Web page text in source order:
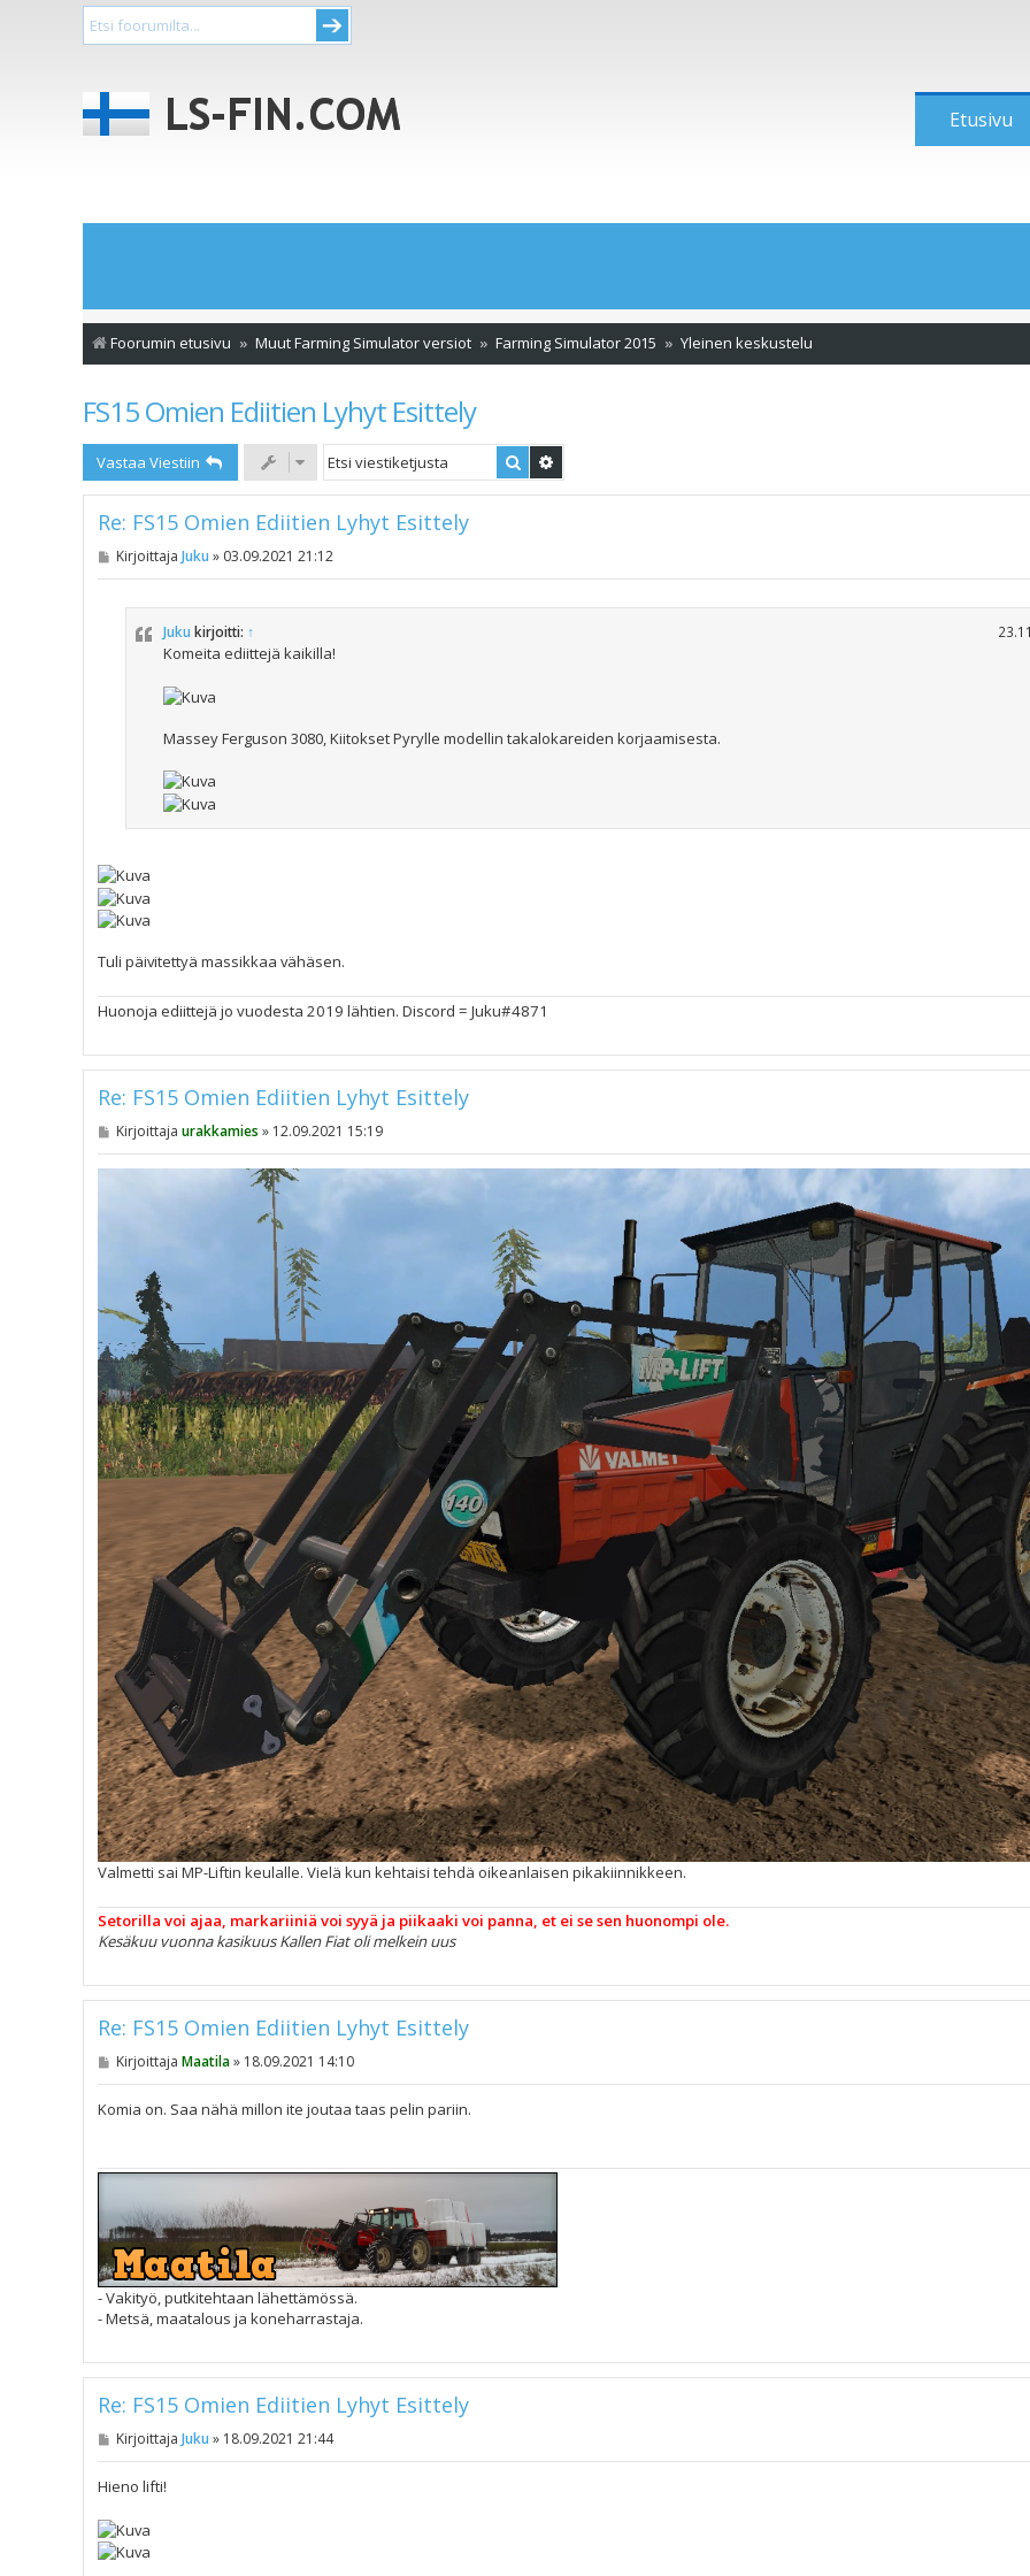
Etusivu
Foorumin etusivu Muut Farming Simulator versiot Farming Simulator 2015 Yleinen keskustelu
FS15 Omien Ediitien Lyhyt Esittely
Vastaa Viestiin Etsi
Re: FS15 Omien Ediitien Lyhyt Esittely
VKirjoittaja Juku » 03.09.2021 21:12
Juku kirjoitti: ↑
Komeita ediittejä kaikilla!
Massey Ferguson 3080, Kiitokset Pyrylle modellin takalokareiden korjaamisesta.
Tuli päivitettyä massikkaa vähäsen.
Huonoja ediittejä jo vuodesta 2019 lähtien. Discord = Juku#4871
Re: FS15 Omien Ediitien Lyhyt Esittely
VKirjoittaja urakkamies » 12.09.2021 15:19
Valmetti sai MP-Liftin keulalle. Vielä kun kehtaisi tehdä oikeanlaisen pikakiinnikkeen.
Setorilla voi ajaa, markariiniä voi syyä ja piikaaki voi panna, et ei se sen huonompi ole.
Kesäkuu vuonna kasikuus Kallen Fiat oli melkein uus
Re: FS15 Omien Ediitien Lyhyt Esittely
V
s
Kirjoittaja Maatila» 18.09.2021 14:10
Komia on. Saa nähä millon ite joutaa taas pelin pariin.
- Vakityö, putkitehtaan lähettämössä.
- Metsä, maatalous ja koneharrastaja.
Re: FS15 Omien Ediitien Lyhyt Esittely
V
s
i
Kirjoittaja Juku » 18.09.2021 21:44
Hieno lifti!